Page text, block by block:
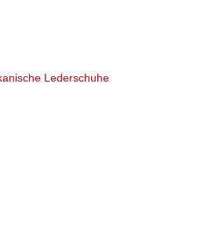
Lederschuhe